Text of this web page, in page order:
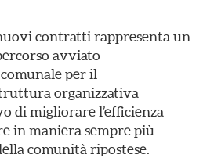
contratti rappresenta un
avviato
per il
organizzativa
di migliorare l’efficienza
in maniera sempre più
comunità ripostese.